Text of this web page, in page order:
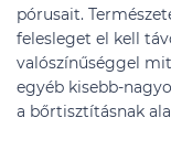
pórusait.
felesleget el kell
valószínűséggel
egyéb kisebb-
a bőrtisztításnak